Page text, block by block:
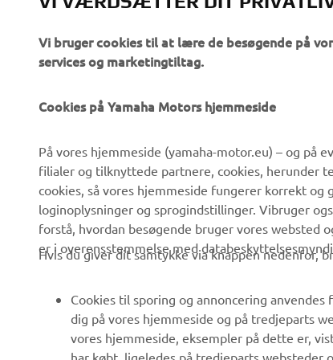
Om os
Nyheder
Begivenheder
Presse
Arbejde hos Yamaha
Bliv forhandler
eBike systemer
Myndigheder
Golfbaner
Redningstjensten
Robotics
Partnerskaber
Vi bruger cookies til at lære de besøgende på
services og marketingtiltag.
Cookies på Yamaha Motors hjemmeside
På vores hjemmeside (yamaha-motor.eu) – og på
filialer og tilknyttede partnere, cookies, herunder
cookies, så vores hjemmeside fungerer korrekt
loginoplysninger og sprogindstillinger. Vibruger
forstå, hvordan besøgende bruger vores websted
er i overensstemmelse med
Hvis du giver dit samtykke via knappen nedenfor,
Cookies til sporing og annoncering
dig på vores hjemmeside og på tredjeparts
vores hjemmeside, eksempler på dette er,
har købt, ligeledes på tredjeparts websteder